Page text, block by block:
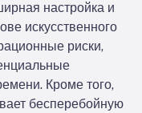
настройка и
искусственного
риски,
Кроме того,
бесперебойную